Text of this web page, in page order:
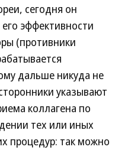
сегодня он
эффективности
(противники
дальше никуда не
указывают
коллагена по
тех или иных
процедур: так можно